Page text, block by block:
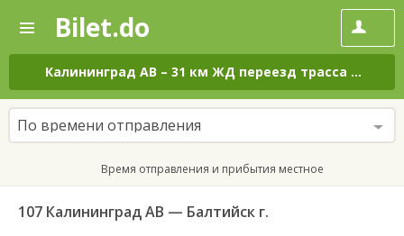
—
Поиск
и
покупка
билетов
на
автобус
онлайн
Bilet.do
Калининград АВ – 31 км ЖД переезд трасса на все
По времени отправления
Время отправления и прибытия местное
107 Калининград АВ — Балтийск г.